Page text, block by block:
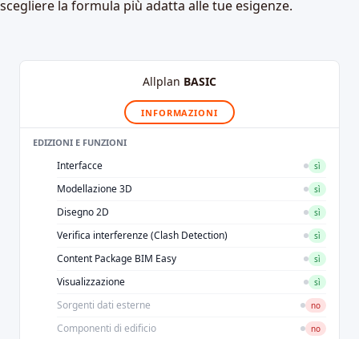
scegliere la formula più adatta alle tue esigenze.
Allplan BASIC
INFORMAZIONI
EDIZIONI E FUNZIONI
Interfacce sì
Modellazione 3D sì
Disegno 2D sì
Verifica interferenze (Clash Detection) sì
Content Package BIM Easy sì
Visualizzazione sì
Sorgenti dati esterne no
Componenti di edificio no